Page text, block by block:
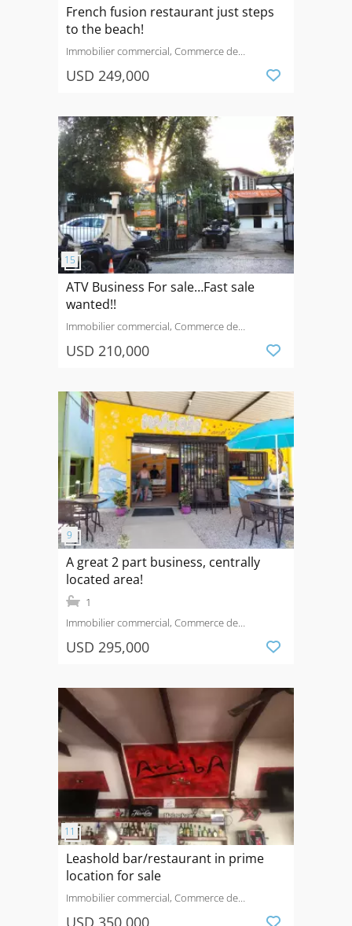
French fusion restaurant just steps
to the beach!
Immobilier commercial, Commerce de
Rica
USD 249,000
ATV Business For sale…Fast sale
wanted!!
Immobilier commercial, Commerce de
USD 210,000
A great 2 part business, centrally
located area!
1
Immobilier commercial, Commerce de
USD 295,000
Leashold bar/restaurant in prime
location for sale
Immobilier commercial, Commerce de
USD 350,000